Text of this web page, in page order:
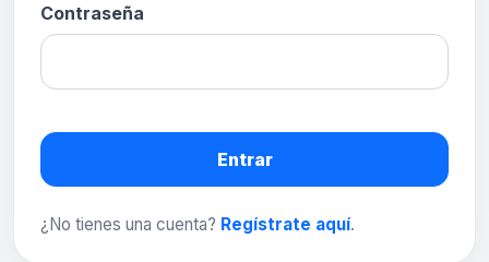
Contraseña
Entrar
¿No tienes una cuenta? Regístrate aquí.